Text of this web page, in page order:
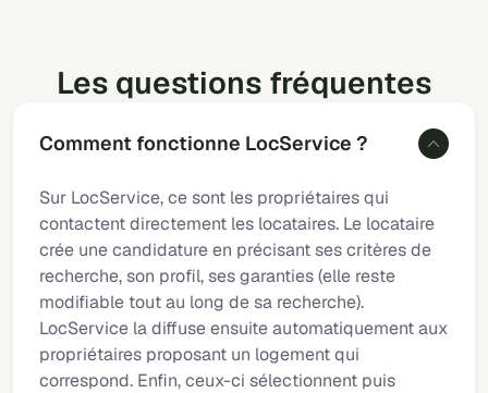
Les questions fréquentes
Comment fonctionne LocService ?
Sur LocService, ce sont les propriétaires qui
contactent directement les locataires. Le locataire
crée une candidature en précisant ses critères de
recherche, son profil, ses garanties (elle reste
modifiable tout au long de sa recherche).
LocService la diffuse ensuite automatiquement aux
propriétaires proposant un logement qui
correspond. Enfin, ceux-ci sélectionnent puis